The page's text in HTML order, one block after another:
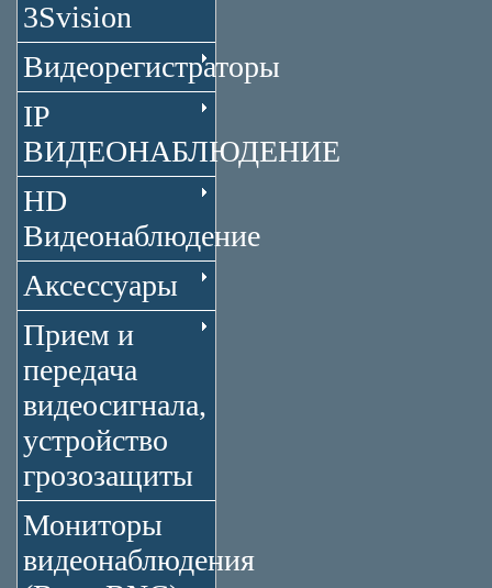
3Svision
Видеорегистраторы
IP
ВИДЕОНАБЛЮДЕНИЕ
HD
Видеонаблюдение
Аксессуары
Прием и
передача
видеосигнала,
устройство
грозозащиты
Мониторы
видеонаблюдения